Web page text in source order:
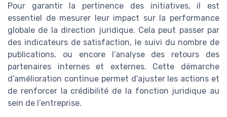
Pour garantir la pertinence des initiatives, il est
essentiel de mesurer leur impact sur la performance
globale de la direction juridique. Cela peut passer par
des indicateurs de satisfaction, le suivi du nombre de
publications, ou encore l’analyse des retours des
partenaires internes et externes. Cette démarche
d’amélioration continue permet d’ajuster les actions et
de renforcer la crédibilité de la fonction juridique au
sein de l’entreprise.